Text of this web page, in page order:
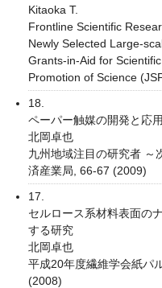
Kitaoka T.
Frontline Scientific
Newly Selected Large-
Grants-in-Aid for
Promotion of Science
18.
ペーパー触媒の開発と応用
北岡卓也
九州地域注目の研究者 ～
済産業局, 66-67 (2009)
17.
セルロース系材料表面の
する研究
北岡卓也
平成20年度繊維学会紙パ
(2008)